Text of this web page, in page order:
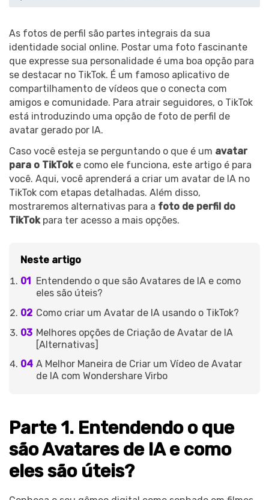
As fotos de perfil são partes integrais da sua
identidade social online. Postar uma foto fascinante
que expresse sua personalidade é uma boa opção para
se destacar no TikTok. É um famoso aplicativo de
compartilhamento de vídeos que o conecta com
amigos e comunidade. Para atrair seguidores, o TikTok
está introduzindo uma opção de foto de perfil de
avatar gerado por IA.
Caso você esteja se perguntando o que é um avatar
para o TikTok e como ele funciona, este artigo é para
você. Aqui, você aprenderá a criar um avatar de IA no
TikTok com etapas detalhadas. Além disso,
mostraremos alternativas para a foto de perfil do
TikTok para ter acesso a mais opções.
Neste artigo
Entendendo o que são Avatares de IA e como
eles são úteis?
Como criar um Avatar de IA usando o TikTok?
Melhores opções de Criação de Avatar de IA
[Alternativas]
A Melhor Maneira de Criar um Vídeo de Avatar
de IA com Wondershare Virbo
Parte 1. Entendendo o que
são Avatares de IA e como
eles são úteis?